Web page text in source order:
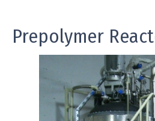
Prepolymer